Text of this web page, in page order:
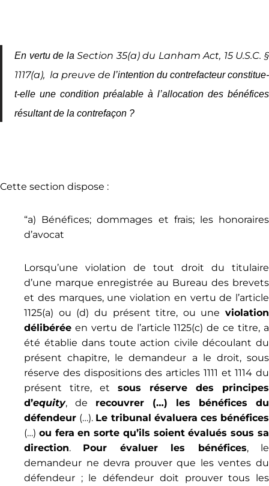
En vertu de laSection 35(a) du Lanham Act, 15 U.S.C. §
1117(a), la preuve de l’intention du contrefacteur constitue-
t-elle une condition préalable à l’allocation des bénéfices
résultant de la contrefaçon ?
Cette section dispose :
“a) Bénéfices; dommages et frais; les honoraires
d’avocat
Lorsqu’une violation de tout droit du titulaire
d’une marque enregistrée au Bureau des brevets
et des marques, une violation en vertu de l’article
1125(a) ou (d) du présent titre, ou une violation
délibérée en vertu de l’article 1125(c) de ce titre, a
été établie dans toute action civile découlant du
présent chapitre, le demandeur a le droit, sous
réserve des dispositions des articles 1111 et 1114 du
présent titre, et sous réserve des principes
d’equity, de recouvrer (…) les bénéfices du
défendeur (…). Le tribunal évaluera ces bénéfices
(…) ou fera en sorte qu’ils soient évalués sous sa
direction. Pour évaluer les bénéfices, le
demandeur ne devra prouver que les ventes du
défendeur ; le défendeur doit prouver tous les